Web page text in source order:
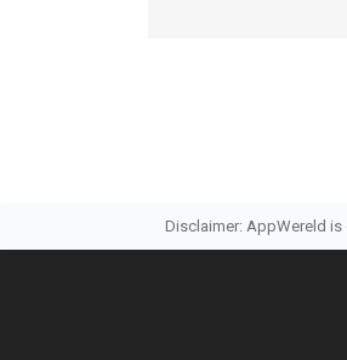
Disclaimer: AppWereld is